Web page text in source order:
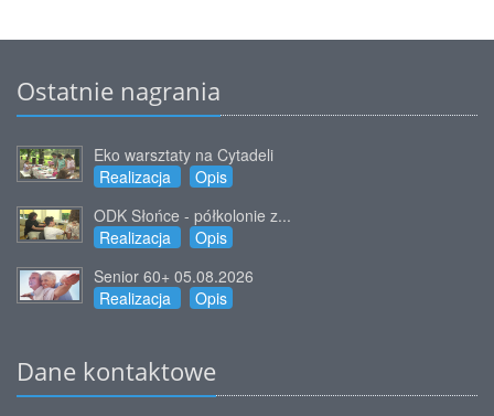
Ostatnie nagrania
Eko warsztaty na Cytadeli
Realizacja
Opis
ODK Słońce - półkolonie z...
Realizacja
Opis
Senior 60+ 05.08.2026
Realizacja
Opis
Dane kontaktowe